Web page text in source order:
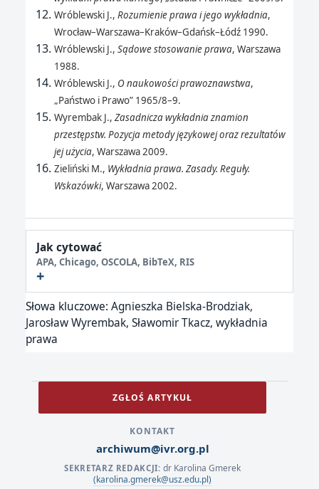
Wróblewski J., Rozumienie prawa i jego wykładnia,
Wrocław–Warszawa–Kraków–Gdańsk–Łódź 1990.
Wróblewski J., Sądowe stosowanie prawa, Warszawa
1988.
Wróblewski J., O naukowości prawoznawstwa,
„Państwo i Prawo” 1965/8–9.
Wyrembak J., Zasadnicza wykładnia znamion
przestępstw. Pozycja metody językowej oraz rezultatów
jej użycia, Warszawa 2009.
Zieliński M., Wykładnia prawa. Zasady. Reguły.
Wskazówki, Warszawa 2002.
Jak cytować
APA, Chicago, OSCOLA, BibTeX, RIS
Słowa kluczowe: Agnieszka Bielska-Brodziak,
Jarosław Wyrembak, Sławomir Tkacz, wykładnia
prawa
ZGŁOŚ ARTYKUŁ
KONTAKT
archiwum@ivr.org.pl
SEKRETARZ REDAKCJI: dr Karolina Gmerek
(karolina.gmerek@usz.edu.pl)